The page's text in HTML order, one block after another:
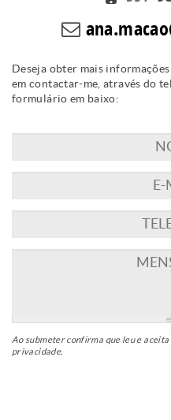
Deseja obter mais
em contactar-me, através do
formulário em baixo:
Ao submeter confirma que leu e aceita
privacidade.